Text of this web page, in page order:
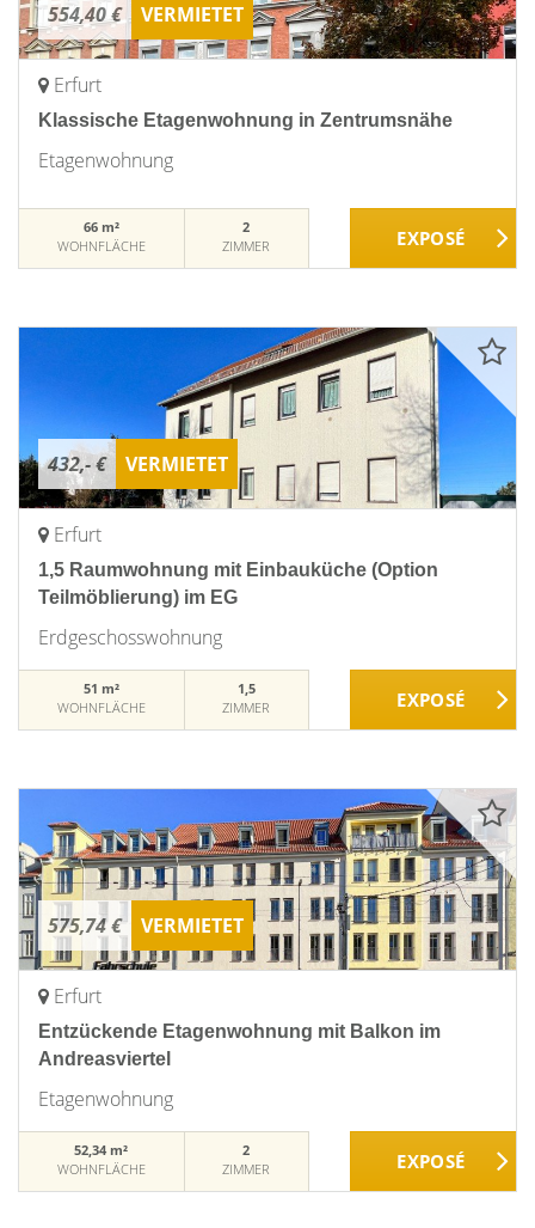
554,40 € VERMIETET
Erfurt
Klassische Etagenwohnung in Zentrumsnähe
Etagenwohnung
66 m²
WOHNFLÄCHE
2
ZIMMER
432,- € VERMIETET
Erfurt
1,5 Raumwohnung mit Einbauküche (Option
Teilmöblierung) im EG
Erdgeschosswohnung
51 m²
WOHNFLÄCHE
1,5
ZIMMER
575,74 € VERMIETET
Erfurt
Entzückende Etagenwohnung mit Balkon im
Andreasviertel
Etagenwohnung
52,34 m²
WOHNFLÄCHE
2
ZIMMER